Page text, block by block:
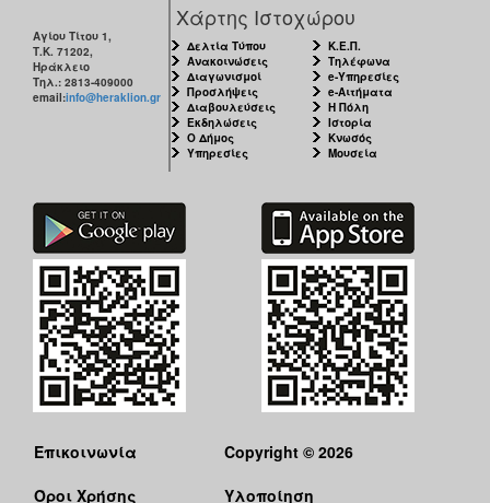
Αγίου Τίτου 1,
Τ.Κ. 71202,
Ηράκλειο
Τηλ.: 2813-409000
email:info@heraklion.gr
Χάρτης Ιστοχώρου
Δελτία Τύπου
Ανακοινώσεις
Διαγωνισμοί
Προσλήψεις
Διαβουλεύσεις
Εκδηλώσεις
Ο Δήμος
Υπηρεσίες
Κ.Ε.Π.
Τηλέφωνα
e-Υπηρεσίες
e-Αιτήματα
Η Πόλη
Ιστορία
Κνωσός
Μουσεία
Επικοινωνία
Όροι Χρήσης
Copyright © 2026
Υλοποίηση